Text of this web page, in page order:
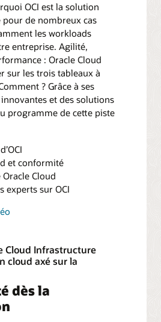
OCI est la solution
de nombreux cas
les workloads
entreprise. Agilité,
: Oracle Cloud
sur les trois tableaux à
? Grâce à ses
et des solutions
programme de cette piste
et conformité
Cloud
experts sur OCI
Cloud Infrastructure
cloud axé sur la
dès la